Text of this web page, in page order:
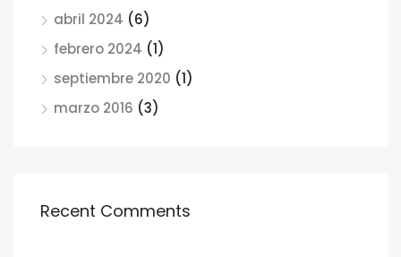
abril 2024 (6)
febrero 2024 (1)
septiembre 2020 (1)
marzo 2016 (3)
Recent Comments